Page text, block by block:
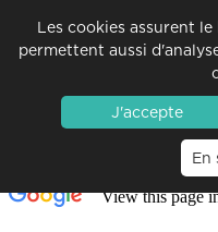
Les cookies assurent
permettent aussi
J'accepte
En